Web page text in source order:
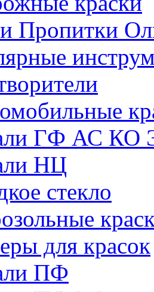
Пропитки
ГФ АС КО
НЦ
стекло
для красок
ПФ